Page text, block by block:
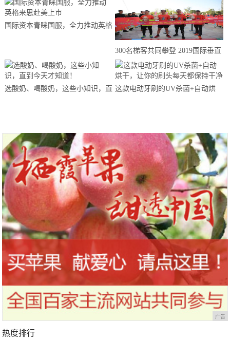
国际资本青睐国服，全力推动英格
300名梯客共同攀登 2019国际垂直
马拉松超级精英赛顺德海骏达中心
站欢乐开跑
选酸奶、喝酸奶，这些小知识，直 这款电动牙刷的UV杀菌+自动烘
广告
热度排行